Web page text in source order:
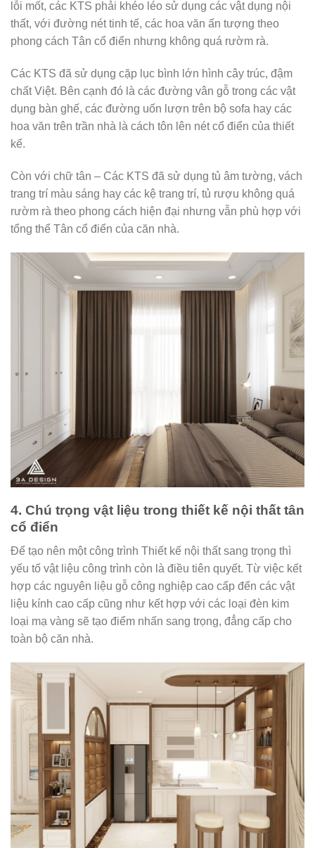
lỗi mốt, các KTS phải khéo léo sử dụng các vật dụng nội
thất, với đường nét tinh tế, các hoa văn ấn tượng theo
phong cách Tân cổ điển nhưng không quá rườm rà.
Các KTS đã sử dụng cặp lục bình lớn hình cây trúc, đậm
chất Việt. Bên cạnh đó là các đường vân gỗ trong các vật
dụng bàn ghế, các đường uốn lượn trên bộ sofa hay các
hoa văn trên trần nhà là cách tôn lên nét cổ điển của thiết
kế.
Còn với chữ tân – Các KTS đã sử dụng tủ âm tường, vách
trang trí màu sáng hay các kệ trang trí, tủ rượu không quá
rườm rà theo phong cách hiện đại nhưng vẫn phù hợp với
tổng thể Tân cổ điển của căn nhà.
4. Chú trọng vật liệu trong thiết kế nội thất tân
cổ điển
Để tạo nên một công trình Thiết kế nội thất sang trọng thì
yếu tố vật liệu công trình còn là điều tiên quyết. Từ việc kết
hợp các nguyên liệu gỗ công nghiệp cao cấp đến các vật
liệu kính cao cấp cũng như kết hợp với các loại đèn kim
loại mạ vàng sẽ tạo điểm nhấn sang trọng, đẳng cấp cho
toàn bộ căn nhà.